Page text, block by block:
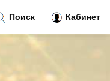
Поиск Кабинет